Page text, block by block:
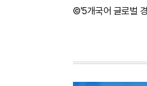
©'5개국어 글로벌